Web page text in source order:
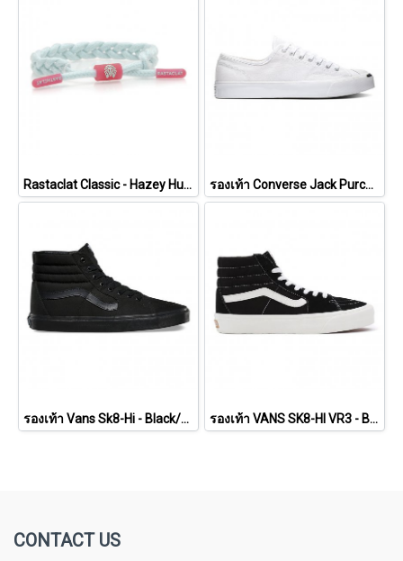
Rastaclat Classic - Hazey Hues - Mist [11200185] รองเท้า Converse Jack Purcell Cotton Ox - White [164057CWW]
รองเท้า Vans Sk8-Hi - Black/Black/Black [VN000TS9BJ4] รองเท้า VANS SK8-HI VR3 - Black/Marshmallow [VN0005UN1KP]
CONTACT US